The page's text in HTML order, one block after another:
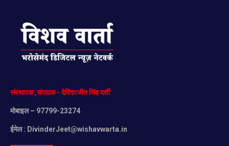
संस्थापक,संपादक-देविंदरजीतसिंहदर्शी
मोबाइल– 97799-23274
ईमेल : DivinderJeet@wishavwarta.in